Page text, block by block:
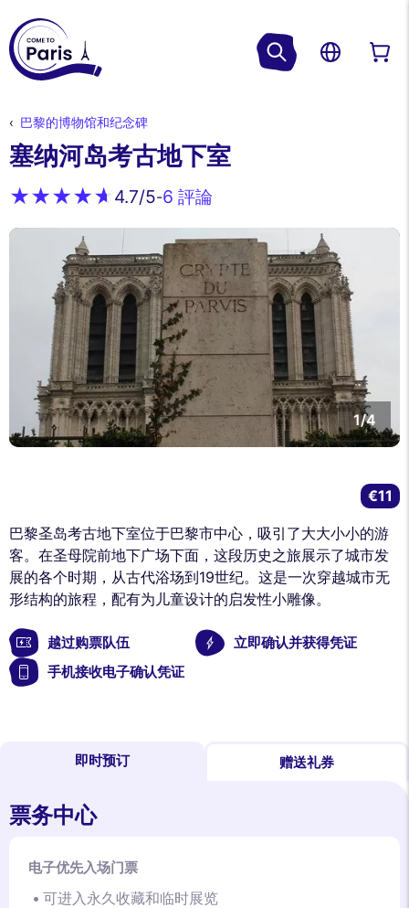
巴黎的博物馆和纪念碑
塞纳河岛考古地下室
4.7/5-6 評論
1/4
巴黎圣岛考古地下室位于巴黎市中心，吸引了大大小小的游
客。在圣母院前地下广场下面，这段历史之旅展示了城市发
展的各个时期，从古代浴场到19世纪。这是一次穿越城市无
形结构的旅程，配有为儿童设计的启发性小雕像。
越过购票队伍
立即确认并获得凭证
手机接收电子确认凭证
€11
即时预订 赠送礼券
票务中心
电子优先入场门票
可进入永久收藏和临时展览